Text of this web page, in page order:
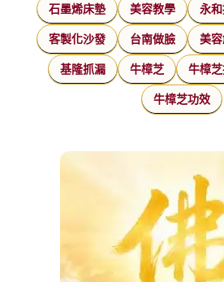
石墨烯床墊 美容教學 永
客製化沙發 台南做臉 美
基隆抓漏 牛樟芝 牛樟
牛樟芝功效